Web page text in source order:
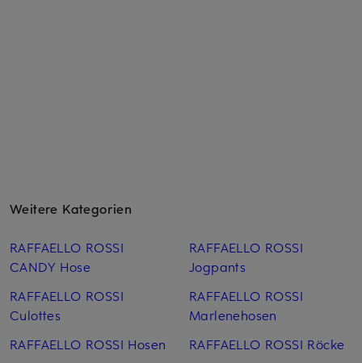
Weitere Kategorien
RAFFAELLO ROSSI
CANDY Hose
RAFFAELLO ROSSI
Culottes
RAFFAELLO ROSSI Hosen
RAFFAELLO ROSSI
Jogpants
RAFFAELLO ROSSI
Marlenehosen
RAFFAELLO ROSSI Röcke